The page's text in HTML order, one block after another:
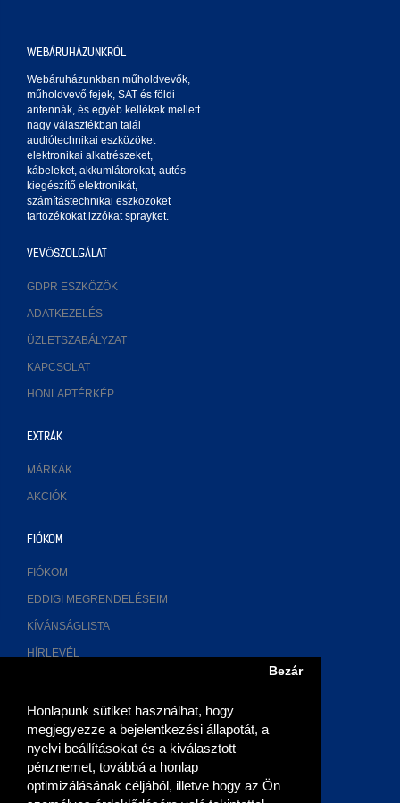
Honlapunk sütiket használhat, hogy
megjegyezze a bejelentkezési állapotát, a
nyelvi beállításokat és a kiválasztott
pénznemet, továbbá a honlap
optimizálásának céljából, illetve hogy az Ön
Bezár
WEBÁRUHÁZUNKRÓL
Webáruházunkban műholdvevők,
műholdvevő fejek, SAT és földi
antennák, és egyéb kellékek mellett
nagy választékban talál
audiótechnikai eszközöket
elektronikai alkatrészeket,
kábeleket, akkumlátorokat, autós
kiegészítő elektronikát,
számítástechnikai eszközöket
tartozékokat izzókat sprayket.
VEVŐSZOLGÁLAT
GDPR ESZKÖZÖK
ADATKEZELÉS
ÜZLETSZABÁLYZAT
KAPCSOLAT
HONLAPTÉRKÉP
EXTRÁK
MÁRKÁK
AKCIÓK
FIÓKOM
FIÓKOM
EDDIGI MEGRENDELÉSEIM
KÍVÁNSÁGLISTA
HÍRLEVÉL
2700 Cegléd, Múzeum u. 3.
06 (53) 315-768, 06 20 9355-269